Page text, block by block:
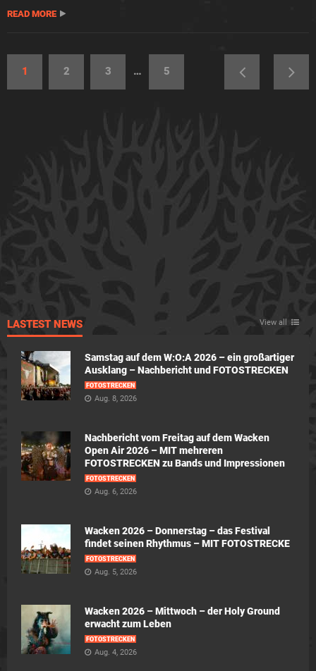
READ MORE
1 2 3 … 5
LASTEST NEWS View all
Samstag auf dem W:O:A 2026 – ein großartiger
Ausklang – Nachbericht und FOTOSTRECKEN
FOTOSTRECKEN
Aug. 8, 2026
Nachbericht vom Freitag auf dem Wacken
Open Air 2026 – MIT mehreren
FOTOSTRECKEN zu Bands und Impressionen
FOTOSTRECKEN
Aug. 6, 2026
Wacken 2026 – Donnerstag – das Festival
findet seinen Rhythmus – MIT FOTOSTRECKE
FOTOSTRECKEN
Aug. 5, 2026
Wacken 2026 – Mittwoch – der Holy Ground
erwacht zum Leben
FOTOSTRECKEN
Aug. 4, 2026